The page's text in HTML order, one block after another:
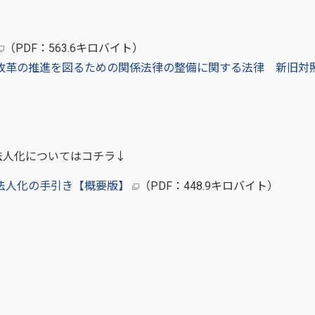
（PDF：563.6キロバイト）
革の推進を図るための関係法律の整備に関する法律 新旧対
化についてはコチラ↓
化の手引き【概要版】 （PDF：448.9キロバイト）